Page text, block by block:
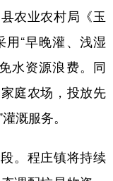
عربى
한국어
农业农村局《玉
“早晚灌、浅湿
水资源浪费。同
庭农场，投放先
溉服务。
。程庄镇将持续